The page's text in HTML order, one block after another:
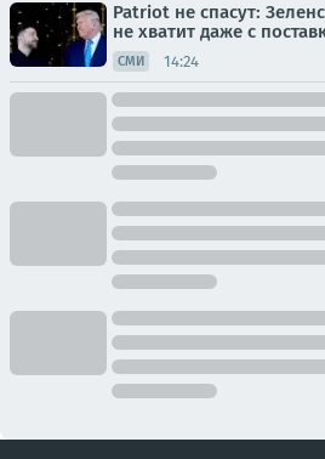
Patriot не спасут:
не хватит даже с
СМИ 14:24